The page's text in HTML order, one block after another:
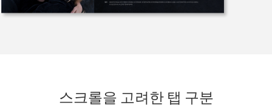
스크롤을 고려한 탭 구분